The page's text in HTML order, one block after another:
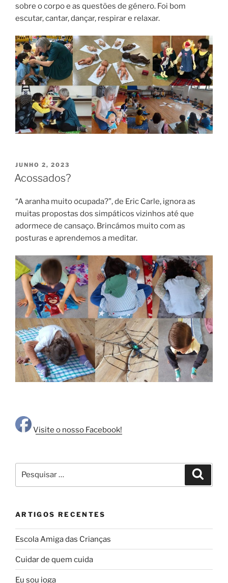
sobre o corpo e as questões de género. Foi bom
escutar, cantar, dançar, respirar e relaxar.
PUBLICADO
EM
JUNHO 2, 2023
Acossados?
“A aranha muito ocupada?”, de Eric Carle, ignora as
muitas propostas dos simpáticos vizinhos até que
adormece de cansaço. Brincámos muito com as
posturas e aprendemos a meditar.
Visite o nosso Facebook!
por:
ARTIGOS RECENTES
Escola Amiga das Crianças
Cuidar de quem cuida
Eu sou ioga